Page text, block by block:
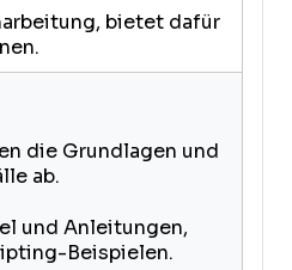
bietet dafür
die Grundlagen und
ab.
und Anleitungen,
Beispielen.